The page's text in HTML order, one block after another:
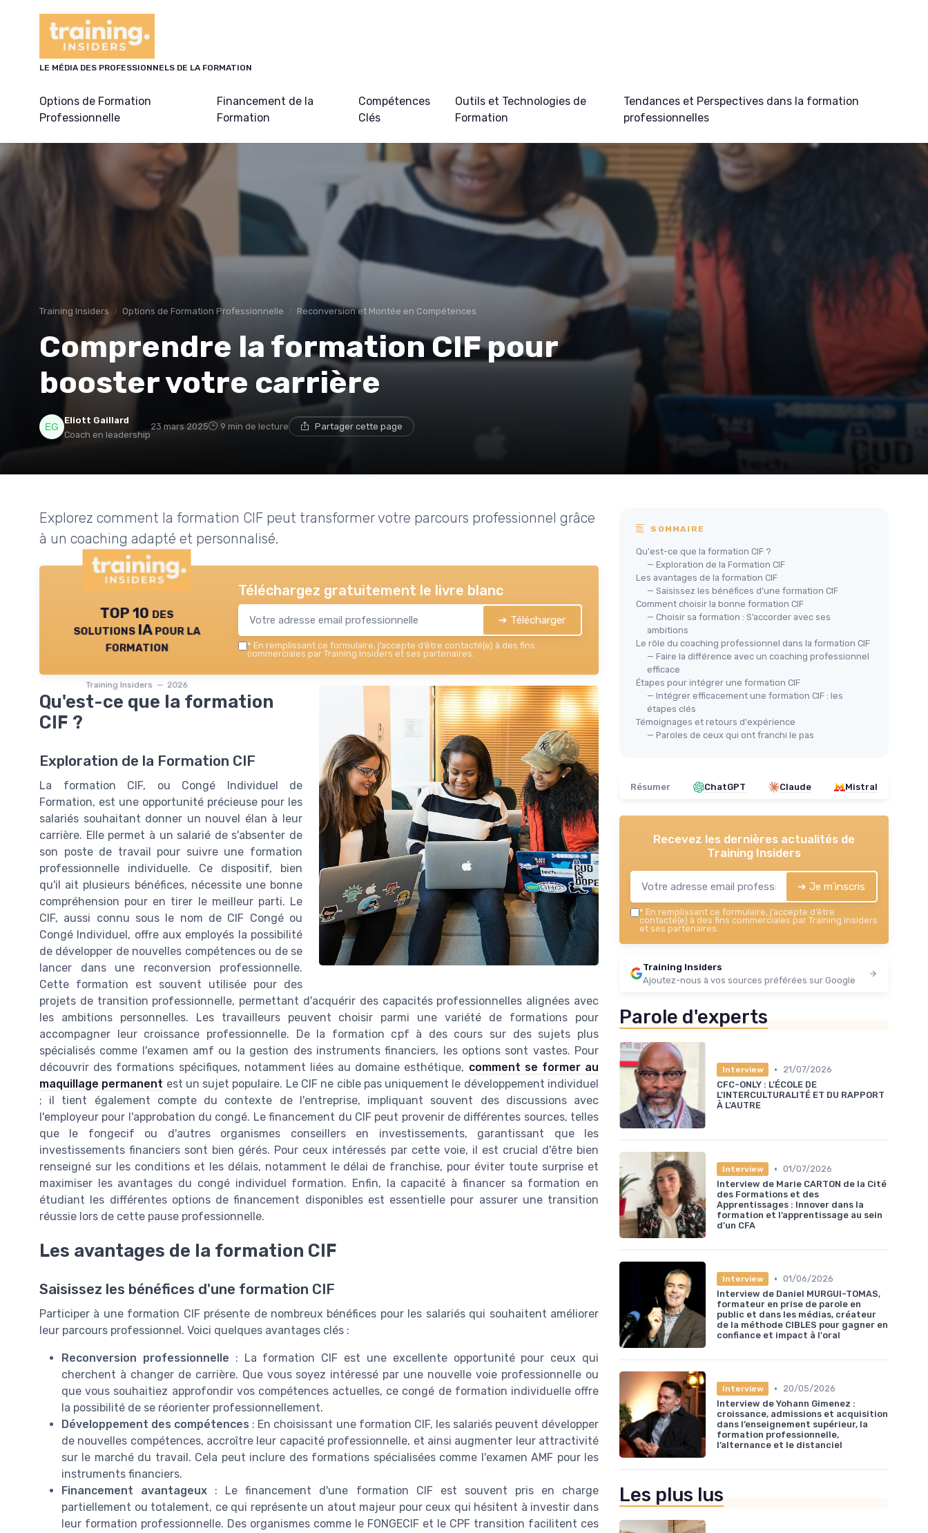
LE MÉDIA DES PROFESSIONNELS DE LA FORMATION
Options de Formation
Professionnelle
Financement de la
Formation
Compétences
Clés
Outils et Technologies de
Formation
Tendances et Perspectives dans la formation
professionnelles
Training Insiders Options de Formation Professionnelle Reconversion et Montée en Compétences
Comprendre la formation CIF pour
booster votre carrière
Eliott Gaillard
Coach en leadership
23 mars 2025 9 min de lecture Partager cette page
Explorez comment la formation CIF peut transformer votre parcours professionnel grâce
à un coaching adapté et personnalisé.
TOP 10 des
solutions IA pour la
formation
Training Insiders — 2026
Téléchargez gratuitement le livre blanc
➔ Télécharger
* En remplissant ce formulaire, j’accepte d’être contacté(e) à des fins
commerciales par Training Insiders et ses partenaires.
Qu'est-ce que la formation
CIF ?
Exploration de la Formation CIF
La formation CIF, ou Congé Individuel de
Formation, est une opportunité précieuse pour les
salariés souhaitant donner un nouvel élan à leur
carrière. Elle permet à un salarié de s'absenter de
son poste de travail pour suivre une formation
professionnelle individuelle. Ce dispositif, bien
qu'il ait plusieurs bénéfices, nécessite une bonne
compréhension pour en tirer le meilleur parti. Le
CIF, aussi connu sous le nom de CIF Congé ou
Congé Individuel, offre aux employés la possibilité
de développer de nouvelles compétences ou de se
lancer dans une reconversion professionnelle.
Cette formation est souvent utilisée pour des
projets de transition professionnelle, permettant d'acquérir des capacités professionnelles alignées avec
les ambitions personnelles. Les travailleurs peuvent choisir parmi une variété de formations pour
accompagner leur croissance professionnelle. De la formation cpf à des cours sur des sujets plus
spécialisés comme l'examen amf ou la gestion des instruments financiers, les options sont vastes. Pour
découvrir des formations spécifiques, notamment liées au domaine esthétique, comment se former au
maquillage permanent est un sujet populaire. Le CIF ne cible pas uniquement le développement individuel
; il tient également compte du contexte de l'entreprise, impliquant souvent des discussions avec
l'employeur pour l'approbation du congé. Le financement du CIF peut provenir de différentes sources, telles
que le fongecif ou d'autres organismes conseillers en investissements, garantissant que les
investissements financiers sont bien gérés. Pour ceux intéressés par cette voie, il est crucial d'être bien
renseigné sur les conditions et les délais, notamment le délai de franchise, pour éviter toute surprise et
maximiser les avantages du congé individuel formation. Enfin, la capacité à financer sa formation en
étudiant les différentes options de financement disponibles est essentielle pour assurer une transition
réussie lors de cette pause professionnelle.
Les avantages de la formation CIF
Saisissez les bénéfices d'une formation CIF
Participer à une formation CIF présente de nombreux bénéfices pour les salariés qui souhaitent améliorer
leur parcours professionnel. Voici quelques avantages clés :
Reconversion professionnelle : La formation CIF est une excellente opportunité pour ceux qui
cherchent à changer de carrière. Que vous soyez intéressé par une nouvelle voie professionnelle ou
que vous souhaitiez approfondir vos compétences actuelles, ce congé de formation individuelle offre
la possibilité de se réorienter professionnellement.
Développement des compétences : En choisissant une formation CIF, les salariés peuvent développer
de nouvelles compétences, accroître leur capacité professionnelle, et ainsi augmenter leur attractivité
sur le marché du travail. Cela peut inclure des formations spécialisées comme l'examen AMF pour les
instruments financiers.
Financement avantageux : Le financement d'une formation CIF est souvent pris en charge
partiellement ou totalement, ce qui représente un atout majeur pour ceux qui hésitent à investir dans
leur formation professionnelle. Des organismes comme le FONGECIF et le CPF transition facilitent ces
SOMMAIRE
Qu'est-ce que la formation CIF ?
— Exploration de la Formation CIF
Les avantages de la formation CIF
— Saisissez les bénéfices d'une formation CIF
Comment choisir la bonne formation CIF
— Choisir sa formation : S’accorder avec ses
ambitions
Le rôle du coaching professionnel dans la formation CIF
— Faire la différence avec un coaching professionnel
efficace
Étapes pour intégrer une formation CIF
— Intégrer efficacement une formation CIF : les
étapes clés
Témoignages et retours d'expérience
— Paroles de ceux qui ont franchi le pas
Résumer ChatGPT Claude Mistral
Recevez les dernières actualités de
Training Insiders
➔ Je m'inscris
* En remplissant ce formulaire, j’accepte d’être
contacté(e) à des fins commerciales par Training Insiders
et ses partenaires.
Training Insiders
Ajoutez-nous à vos sources préférées sur Google
Parole d'experts
Interview •
21/07/2026
CFC-ONLY : L'ÉCOLE DE
L'INTERCULTURALITÉ ET DU RAPPORT
À L'AUTRE
Interview • 01/07/2026
Interview de Marie CARTON de la Cité
des Formations et des
Apprentissages : Innover dans la
formation et l’apprentissage au sein
d’un CFA
Interview • 01/06/2026
Interview de Daniel MURGUI-TOMAS,
formateur en prise de parole en
public et dans les médias, créateur
de la méthode CIBLES pour gagner en
confiance et impact à l'oral
Interview •
20/05/2026
Interview de Yohann Gimenez :
croissance, admissions et acquisition
dans l’enseignement supérieur, la
formation professionnelle,
l’alternance et le distanciel
Les plus lus